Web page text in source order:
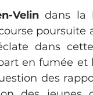
Velin dans la
poursuite
dans
en fumée et
des